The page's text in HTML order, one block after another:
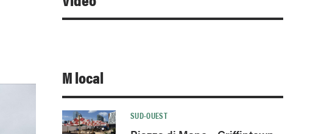
M local
SUD-OUEST